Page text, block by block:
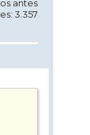
antes
3.357